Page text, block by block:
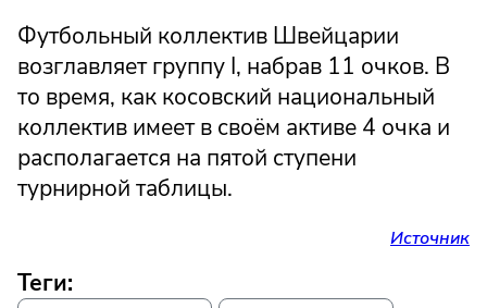
Футбольный коллектив Швейцарии
возглавляет группу I, набрав 11 очков. В
то время, как косовский национальный
коллектив имеет в своём активе 4 очка и
располагается на пятой ступени
турнирной таблицы.
Источник
Теги: